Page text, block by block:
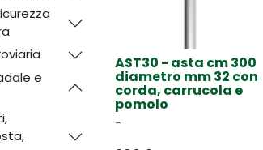
e
AST30 - asta cm 300
diametro mm 32 con
corda, carrucola e
pomolo
-